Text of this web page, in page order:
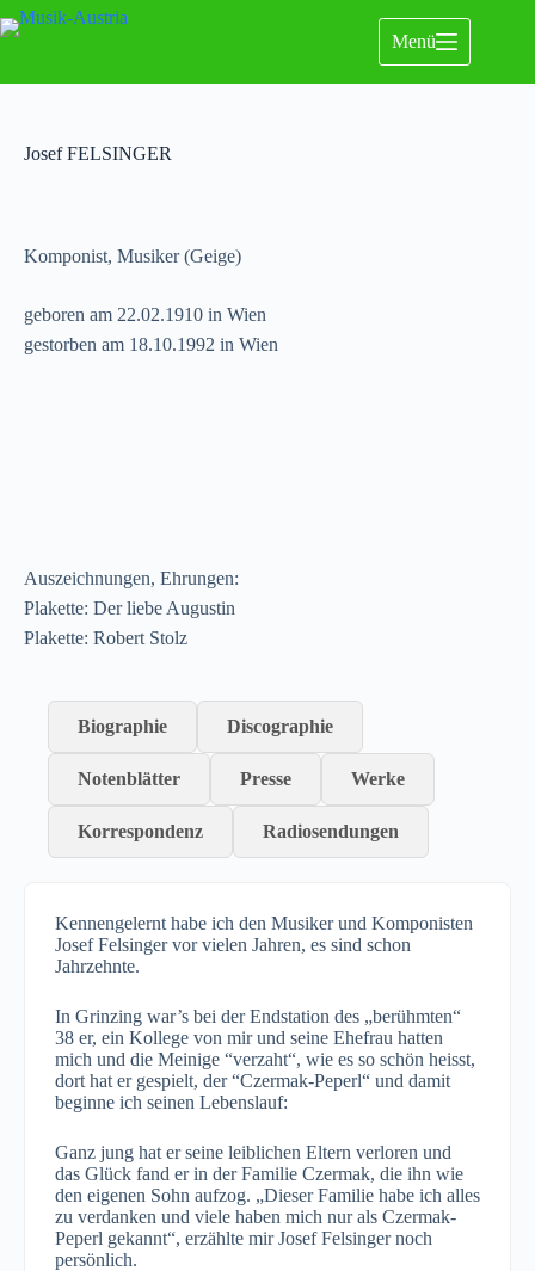
Menü
Josef FELSINGER
Komponist, Musiker (Geige)
geboren am 22.02.1910 in Wien
gestorben am 18.10.1992 in Wien
Auszeichnungen, Ehrungen:
Plakette: Der liebe Augustin
Plakette: Robert Stolz
Biographie Discographie
Notenblätter Presse Werke
Korrespondenz Radiosendungen
Kennengelernt habe ich den Musiker und Komponisten
Josef Felsinger vor vielen Jahren, es sind schon
Jahrzehnte.
In Grinzing war’s bei der Endstation des „berühmten“
38 er, ein Kollege von mir und seine Ehefrau hatten
mich und die Meinige “verzaht“, wie es so schön heisst,
dort hat er gespielt, der “Czermak-Peperl“ und damit
beginne ich seinen Lebenslauf:
Ganz jung hat er seine leiblichen Eltern verloren und
das Glück fand er in der Familie Czermak, die ihn wie
den eigenen Sohn aufzog. „Dieser Familie habe ich alles
zu verdanken und viele haben mich nur als Czermak-
Peperl gekannt“, erzählte mir Josef Felsinger noch
persönlich.